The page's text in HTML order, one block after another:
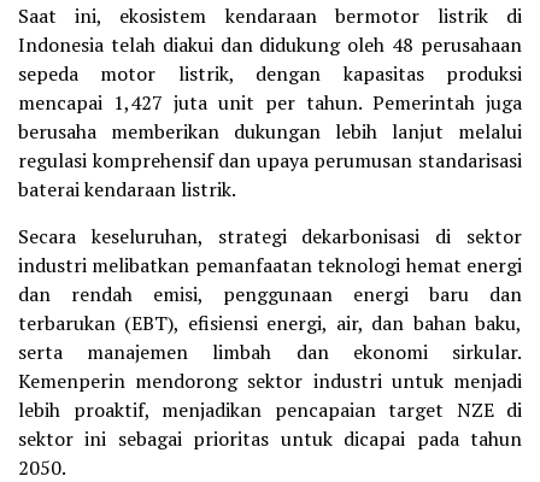
Saat ini, ekosistem kendaraan bermotor listrik di
Indonesia telah diakui dan didukung oleh 48 perusahaan
sepeda motor listrik, dengan kapasitas produksi
mencapai 1,427 juta unit per tahun. Pemerintah juga
berusaha memberikan dukungan lebih lanjut melalui
regulasi komprehensif dan upaya perumusan standarisasi
baterai kendaraan listrik.
Secara keseluruhan, strategi dekarbonisasi di sektor
industri melibatkan pemanfaatan teknologi hemat energi
dan rendah emisi, penggunaan energi baru dan
terbarukan (EBT), efisiensi energi, air, dan bahan baku,
serta manajemen limbah dan ekonomi sirkular.
Kemenperin mendorong sektor industri untuk menjadi
lebih proaktif, menjadikan pencapaian target NZE di
sektor ini sebagai prioritas untuk dicapai pada tahun
2050.